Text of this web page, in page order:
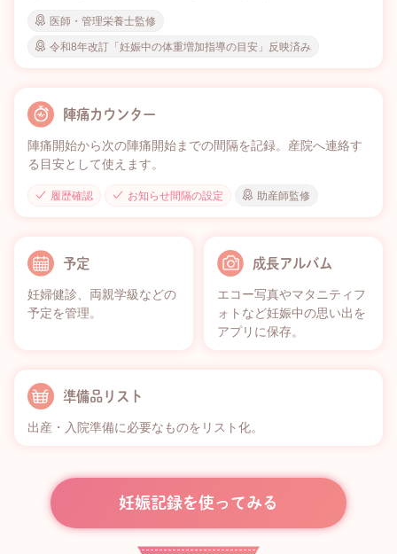
医師・管理栄養士監修
令和8年改訂「妊娠中の体重増加指導の目安」反映済み
陣痛カウンター
陣痛開始から次の陣痛開始までの間隔を記録。産院へ連絡す
る目安として使えます。
履歴確認 お知らせ間隔の設定 助産師監修
予定
妊婦健診、両親学級などの
予定を管理。
成長アルバム
エコー写真やマタニティフ
ォトなど妊娠中の思い出を
アプリに保存。
準備品リスト
出産・入院準備に必要なものをリスト化。
妊娠記録を使ってみる